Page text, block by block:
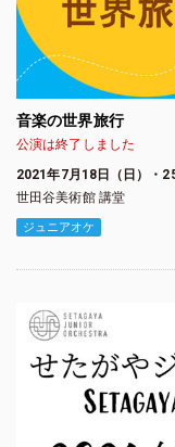
音楽の世界旅行
公演は終了しました
2021年7月18日（日）・
世田谷美術館 講堂
ジュニアオケ